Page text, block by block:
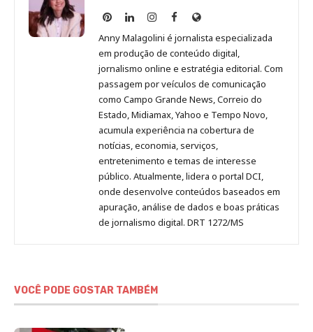
Anny
Malagolini
no
Pinterest
Anny
Malagolini
no
LinkedIn
Anny
Malagolini
no
Instagram
Anny
Malagolini
no
Facebook
Site
de
Anny
Malagolini
Anny Malagolini é jornalista especializada
em produção de conteúdo digital,
jornalismo online e estratégia editorial. Com
passagem por veículos de comunicação
como Campo Grande News, Correio do
Estado, Midiamax, Yahoo e Tempo Novo,
acumula experiência na cobertura de
notícias, economia, serviços,
entretenimento e temas de interesse
público. Atualmente, lidera o portal DCI,
onde desenvolve conteúdos baseados em
apuração, análise de dados e boas práticas
de jornalismo digital. DRT 1272/MS
VOCÊ PODE GOSTAR TAMBÉM